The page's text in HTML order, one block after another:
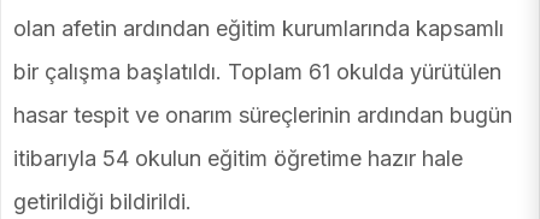
olan afetin ardından eğitim kurumlarında kapsamlı
bir çalışma başlatıldı. Toplam 61 okulda yürütülen
hasar tespit ve onarım süreçlerinin ardından bugün
itibarıyla 54 okulun eğitim öğretime hazır hale
getirildiği bildirildi.